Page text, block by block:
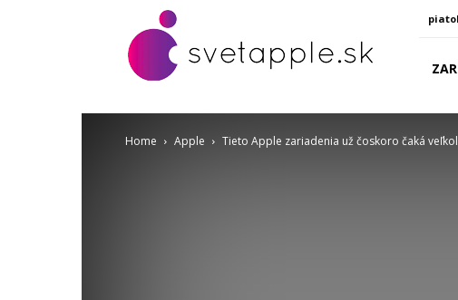
Home Apple Tieto Apple zariadenia už čoskoro čaká